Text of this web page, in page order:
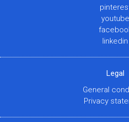
youtube
linkedin
Legal
General
Privacy